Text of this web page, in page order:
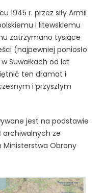
1945 r. przez siły Armii
i litewskiemu
zatrzymano tysiące
(najpewniej poniosło
Suwałkach od lat
ten dramat i
i przyszłym
jest na podstawie
archiwalnych ze
Ministerstwa Obrony